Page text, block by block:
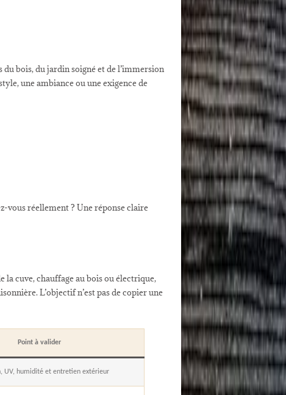
bois, du jardin soigné et de l’immersion
une ambiance ou une exigence de
vous réellement ? Une réponse claire
cuve, chauffage au bois ou électrique,
L’objectif n’est pas de copier une
Point à valider
UV, humidité et entretien extérieur